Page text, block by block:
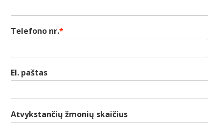
Telefono nr.*
El. paštas
Atvykstančių žmonių skaičius